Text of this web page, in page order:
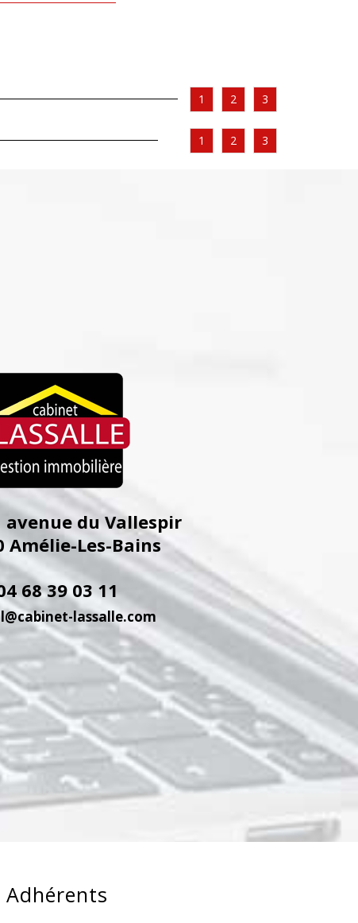
1 2 3
1 2 3
avenue du Vallespir
Amélie-Les-Bains
68 39 03 11
lassalle.com
Adhérents